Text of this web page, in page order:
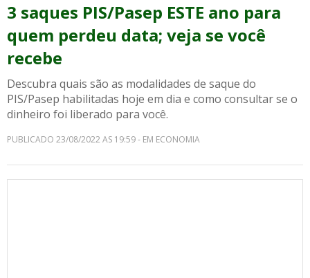
3 saques PIS/Pasep ESTE ano para
quem perdeu data; veja se você
recebe
Descubra quais são as modalidades de saque do
PIS/Pasep habilitadas hoje em dia e como consultar se o
dinheiro foi liberado para você.
PUBLICADO 23/08/2022 AS 19:59 - EM ECONOMIA